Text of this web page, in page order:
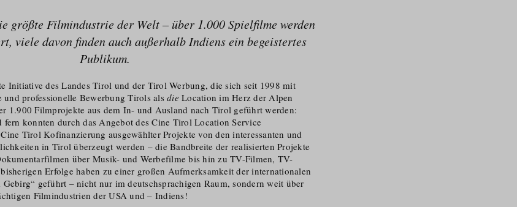
größte Filmindustrie der Welt – über 1.000 Spielfilme werden
viele davon finden auch außerhalb Indiens ein begeistertes
Publikum.
Initiative des Landes Tirol und der Tirol Werbung, die sich seit 1998 mit
und professionelle Bewerbung Tirols alsdie Location im Herz der Alpen
1.900 Filmprojekte aus dem In- und Ausland nach Tirol geführt werden:
fern konnten durch das Angebot des Cine Tirol Location Service
Tirol Kofinanzierung ausgewählter Projekte von den interessanten und
in Tirol überzeugt werden – die Bandbreite der realisierten Projekte
über Musik- und Werbefilme bis hin zu TV-Filmen, TV-
Erfolge haben zu einer großen Aufmerksamkeit der internationalen
geführt – nicht nur im deutschsprachigen Raum, sondern weit über
Filmindustrien der USA und – Indiens!